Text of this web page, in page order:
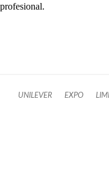
profesional.
UNILEVER EXPO